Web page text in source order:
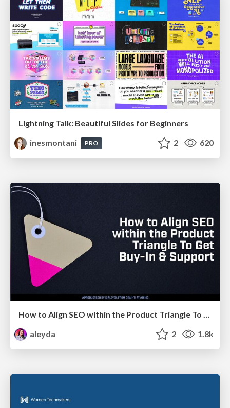
Lightning Talk: Beautiful Slides for Beginners
inesmontani
PRO 2 620
How to Align SEO within the Product Triangle To Get Buy-In & Support - #RIMC
aleyda
2 1.8k